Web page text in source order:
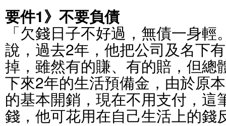
要件1》不要負債
「欠錢日子不好過，無債一身
說，過去2年，他把公司及名下
掉，雖然有的賺、有的賠，但總
下來2年的生活預備金，由於原
的基本開銷，現在不用支付，這
錢，他可花用在自己生活上的錢